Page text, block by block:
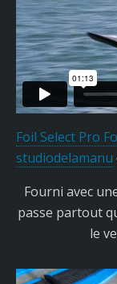
Foil Select Pro
studiodelamanu
Fourni avec
passe partout
le